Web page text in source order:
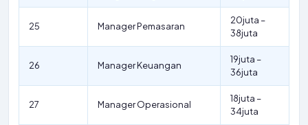
25 Manager Pemasaran
20juta –
38juta
26 Manager Keuangan
19juta –
36juta
27 Manager Operasional
18juta –
34juta